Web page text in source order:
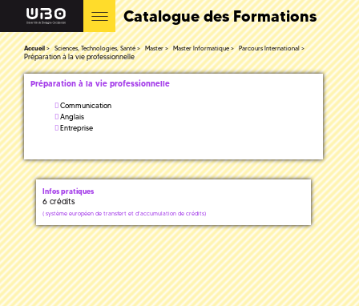
Catalogue des Formations
Accueil Sciences, Technologies, Santé Master Master Informatique Parcours International
Préparation à la vie professionnelle
Préparation à la vie professionnelle
Communication
Anglais
Entreprise
Infos pratiques
6 crédits
( système européen de transfert et d'accumulation de crédits)